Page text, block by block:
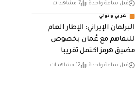
قبل ساعة واحدة 7 مشاهدات
عربي ودولي
البرلمان الإيراني: الإطار العام
للتفاهم مع عُمان بخصوص
مضيق هرمز اكتمل تقريبا
قبل ساعة واحدة 12 مشاهدات